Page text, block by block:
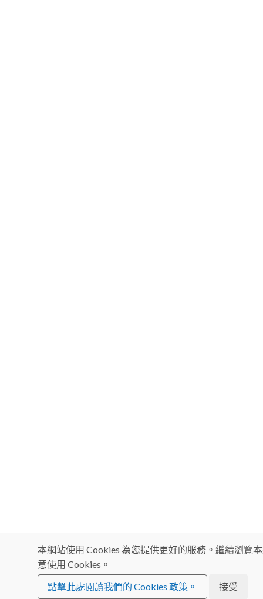
本網站使用 Cookies 為您提供更好的服務。繼續瀏覽
意使用 Cookies。
點擊此處閱讀我們的 Cookies 政策。
接受